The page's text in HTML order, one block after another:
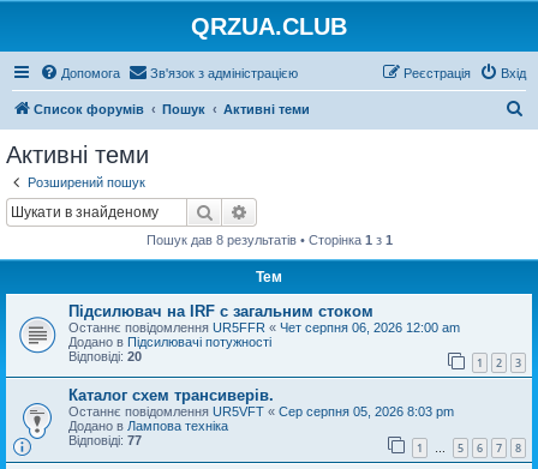
QRZUA.CLUB
Допомога Зв'язок з адміністрацією Вхід
Реєстрація
Список форумів Пошук Активні теми
Активні теми
Розширений пошук
Пошук
Пошук дав 8 результатів • Сторінка 1 з 1
Тем
Підсилювач на IRF с загальним стоком
Останнє повідомлення UR5FFR « Чет серпня 06, 2026 12:00 am
Додано в Підсилювачі потужності
Відповіді: 20 1 2 3
Каталог схем трансиверів.
Останнє повідомлення UR5VFT « Сер серпня 05, 2026 8:03 pm
Додано в Лампова техніка
Відповіді: 77 1 … 5 6 7 8